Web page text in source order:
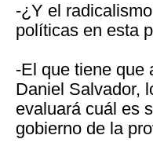
-¿Y el
políticas en esta
-El que tiene que
Daniel Salvador,
evaluará cuál es
gobierno de la